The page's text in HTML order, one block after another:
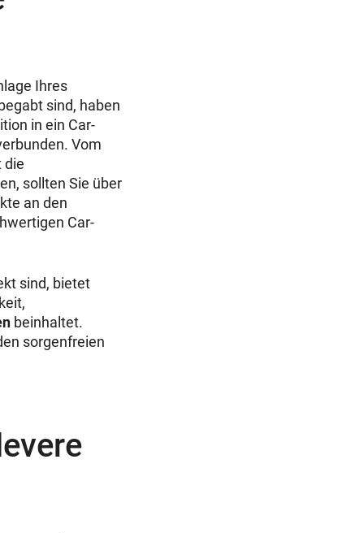
Ihres
sind, haben
in ein Car-
Vom
die
sollten Sie über
an den
Car-
sind, bietet
beinhaltet.
sorgenfreien